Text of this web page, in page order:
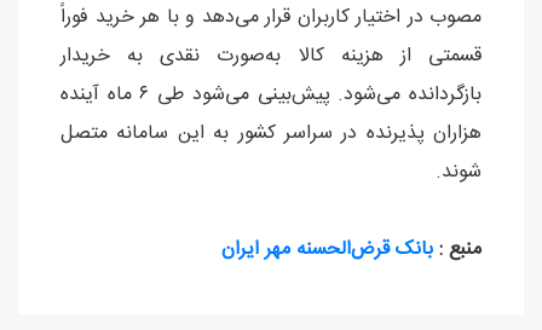
مصوب در اختیار کاربران قرار می‌دهد و با هر خرید فوراً
قسمتی از هزینه کالا به‌صورت نقدی به خریدار
بازگردانده می‌شود. پیش‌بینی می‌شود طی ۶ ماه آینده
هزاران پذیرنده در سراسر کشور به این سامانه متصل
شوند.
منبع :بانک‌ قرض‌الحسنه مهر ایران